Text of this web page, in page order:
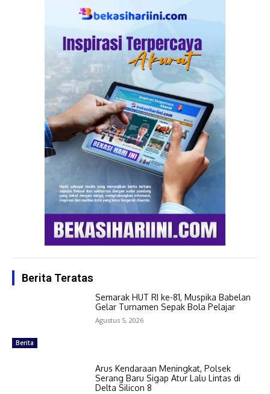
Berita Teratas
Berita
Semarak HUT RI ke-81, Muspika Babelan
Gelar Turnamen Sepak Bola Pelajar
Agustus 5, 2026
Arus Kendaraan Meningkat, Polsek
Serang Baru Sigap Atur Lalu Lintas di
Delta Silicon 8